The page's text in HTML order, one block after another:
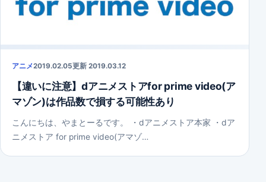
アニメ2019.02.05更新 2019.03.12
【違いに注意】dアニメストアfor prime video(ア
マゾン)は作品数で損する可能性あり
こんにちは、やまとーるです。 ・dアニメストア本家 ・dア
ニメストア for prime video(アマゾ…